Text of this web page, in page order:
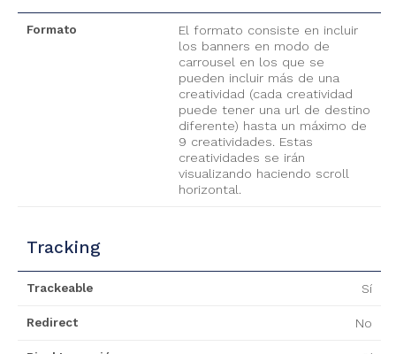
Formato
El formato consiste en incluir
los banners en modo de
carrousel en los que se
pueden incluir más de una
creatividad (cada creatividad
puede tener una url de destino
diferente) hasta un máximo de
9 creatividades. Estas
creatividades se irán
visualizando haciendo scroll
horizontal.
Tracking
Trackeable Sí
Redirect No